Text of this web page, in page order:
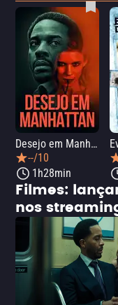
Desejo em Manhattan
--/10
1h28min
Filmes:
nos